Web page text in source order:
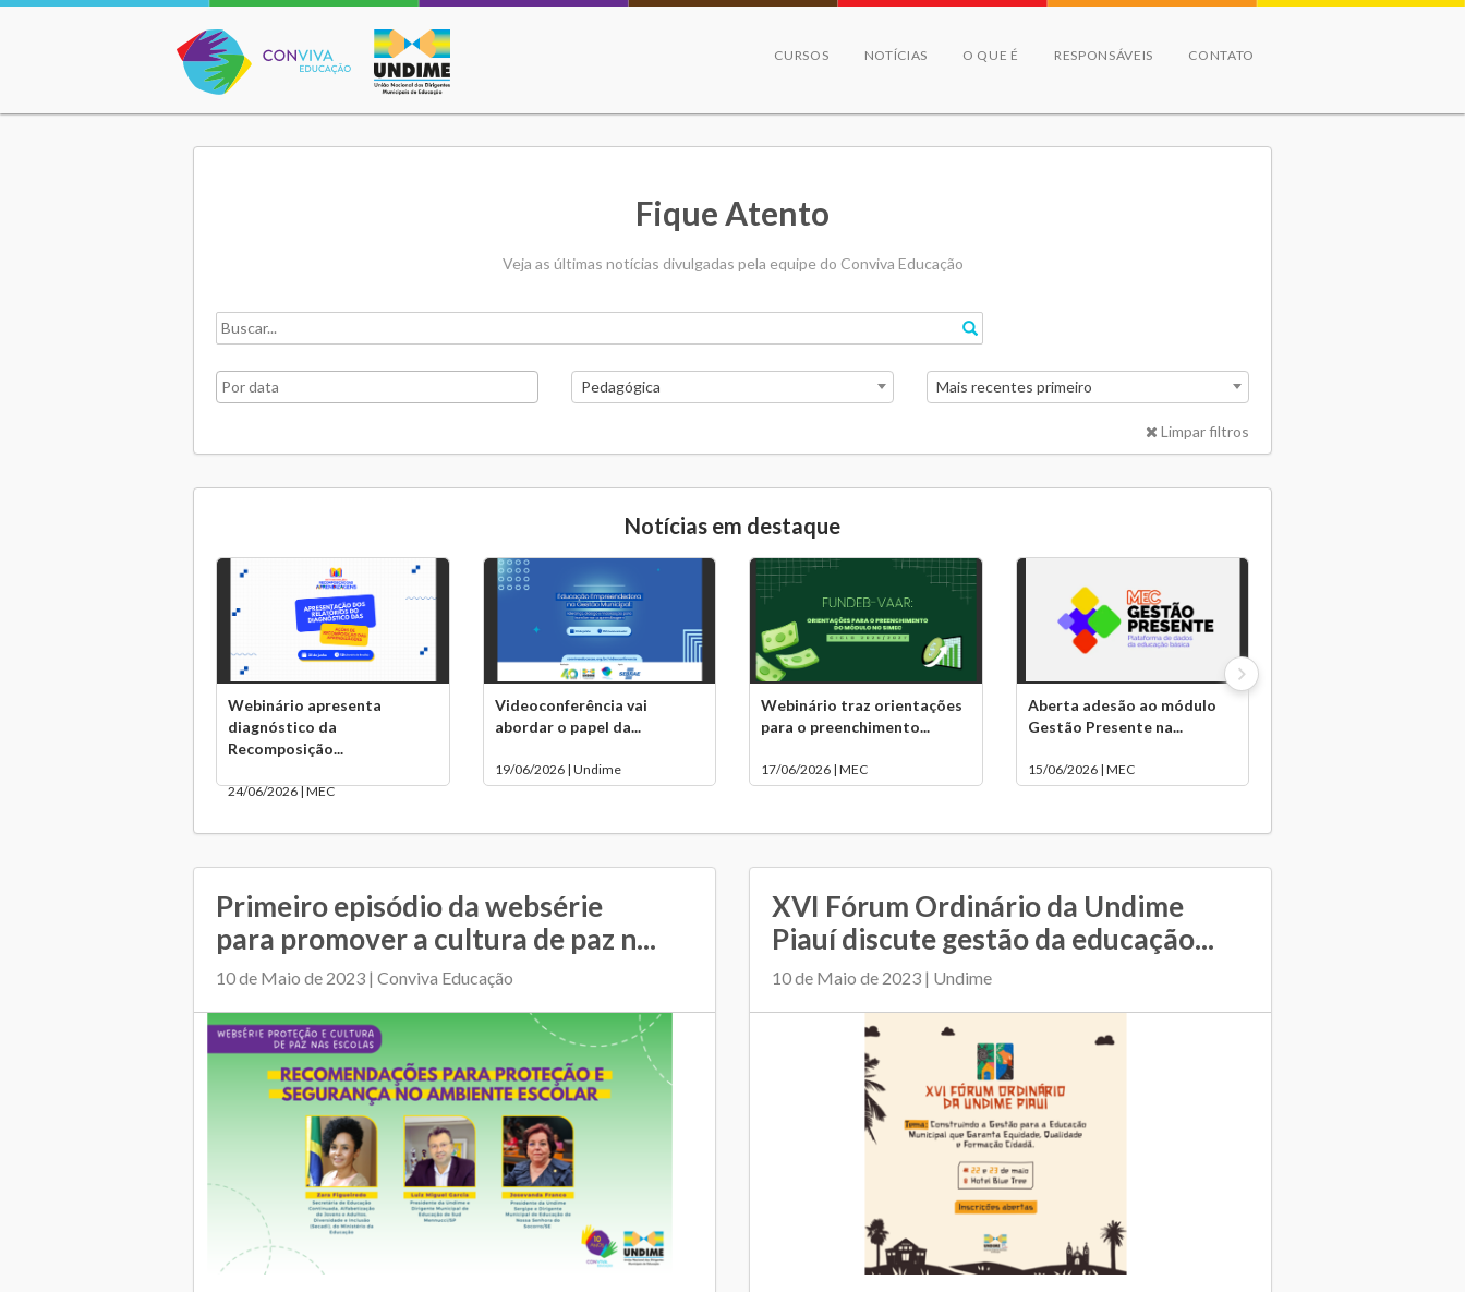
Conviva Educação
CURSOS NOTÍCIAS O QUE É RESPONSÁVEIS CONTATO
Fique Atento
Veja as últimas notícias divulgadas pela equipe do Conviva Educação
Pedagógica Mais recentes primeiro
Limpar filtros
Notícias em destaque
Webinário apresenta
diagnóstico da
Recomposição...
24/06/2026 | MEC
Videoconferência vai
abordar o papel da...
19/06/2026 | Undime
Webinário traz orientações
para o preenchimento...
17/06/2026 | MEC
Aberta adesão ao módulo
Gestão Presente na...
15/06/2026 | MEC
Primeiro episódio da websérie
para promover a cultura de paz n...
10 de Maio de 2023 | Conviva Educação
XVI Fórum Ordinário da Undime
Piauí discute gestão da educação...
10 de Maio de 2023 | Undime